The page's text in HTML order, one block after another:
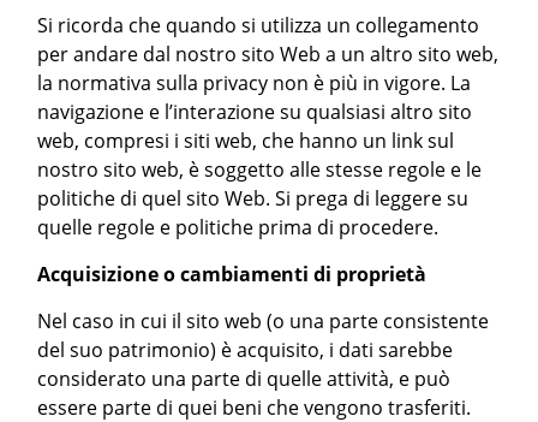
Si ricorda che quando si utilizza un collegamento
per andare dal nostro sito Web a un altro sito web,
la normativa sulla privacy non è più in vigore. La
navigazione e l’interazione su qualsiasi altro sito
web, compresi i siti web, che hanno un link sul
nostro sito web, è soggetto alle stesse regole e le
politiche di quel sito Web. Si prega di leggere su
quelle regole e politiche prima di procedere.
Acquisizione o cambiamenti di proprietà
Nel caso in cui il sito web (o una parte consistente
del suo patrimonio) è acquisito, i dati sarebbe
considerato una parte di quelle attività, e può
essere parte di quei beni che vengono trasferiti.